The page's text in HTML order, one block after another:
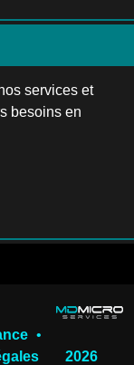
services et
besoins en
•
2026